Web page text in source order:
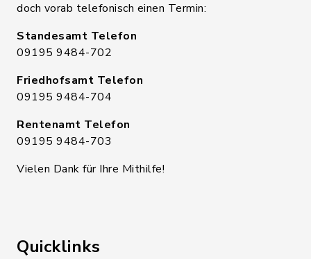
doch vorab telefonisch einen Termin:
Standesamt Telefon
09195 9484-702
Friedhofsamt Telefon
09195 9484-704
Rentenamt Telefon
09195 9484-703
Vielen Dank für Ihre Mithilfe!
Quicklinks